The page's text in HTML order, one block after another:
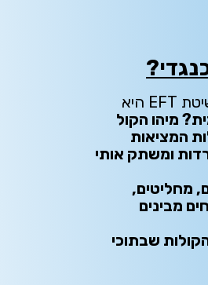
EFT היא
מיהו הקול
המציאות
ומשתק אותי
מחליטים,
מבינים
שבתוכי